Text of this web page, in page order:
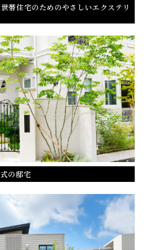
帯住宅のためのやさしいエクステリ
の邸宅